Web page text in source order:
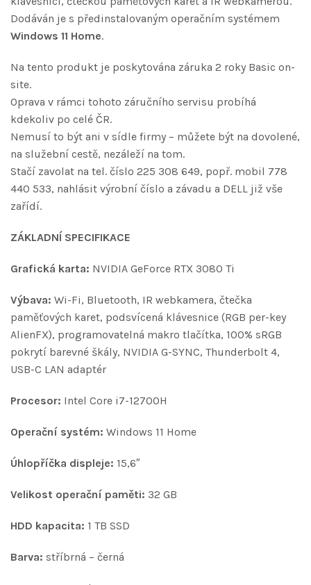
Dodáván je s předinstalovaným operačním systémem
Windows 11 Home.
Na tento produkt je poskytována záruka 2 roky Basic on-
site.
Oprava v rámci tohoto záručního servisu probíhá
kdekoliv po celé ČR.
Nemusí to být ani v sídle firmy – můžete být na dovolené,
na služební cestě, nezáleží na tom.
Stačí zavolat na tel. číslo 225 308 649, popř. mobil 778
440 533, nahlásit výrobní číslo a závadu a DELL již vše
zařídí.
ZÁKLADNÍ SPECIFIKACE
Grafická karta: NVIDIA GeForce RTX 3080 Ti
Výbava: Wi-Fi, Bluetooth, IR webkamera, čtečka
paměťových karet, podsvícená klávesnice (RGB per-key
AlienFX), programovatelná makro tlačítka, 100% sRGB
pokrytí barevné škály, NVIDIA G-SYNC, Thunderbolt 4,
USB-C LAN adaptér
Procesor: Intel Core i7-12700H
Operační systém: Windows 11 Home
Úhlopříčka displeje: 15,6″
Velikost operační paměti: 32 GB
HDD kapacita: 1 TB SSD
Barva: stříbrná – černá